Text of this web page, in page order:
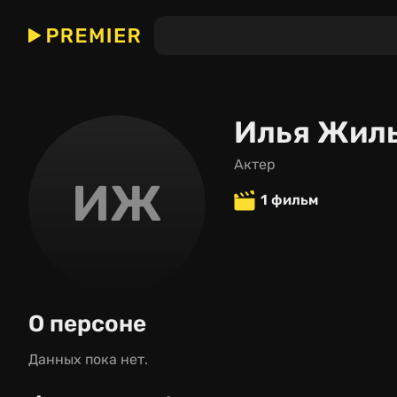
ИЖ
Илья
актер
1 фильм
О персоне
Данных пока нет.